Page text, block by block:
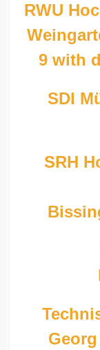
RWU
9 with
SDI
SRH